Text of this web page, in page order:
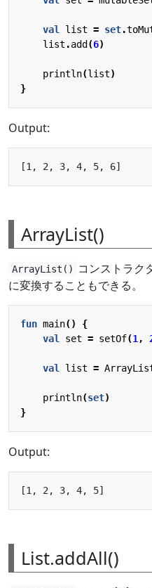
val list = set.
list .add (6)
println(list)
}
Output:
ArrayList()
ArrayList() コンストラク
に変換することもできる。
fun main()
{
val
set = setOf(1 ,
val list =
println(set)
}
Output:
List.addAll()